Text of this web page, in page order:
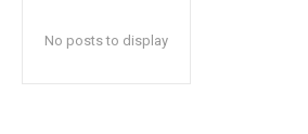
No posts to display